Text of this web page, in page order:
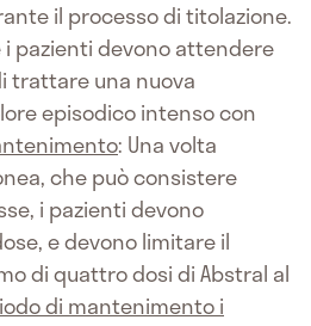
il processo di titolazione.
pazienti devono attendere
trattare una nuova
episodico intenso con
: Una volta
che può consistere
i pazienti devono
e devono limitare il
di quattro dosi di Abstral al
di mantenimento i